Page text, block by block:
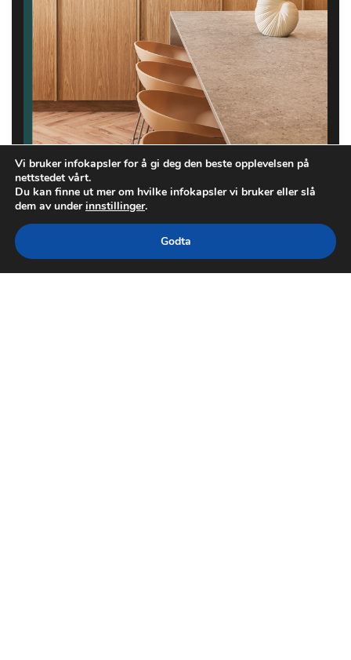
Vi bruker infokapsler for å gi deg den beste opplevelsen på
nettstedet vårt.
Du kan finne ut mer om hvilke infokapsler vi bruker eller slå
dem av underinnstillinger.
Godta